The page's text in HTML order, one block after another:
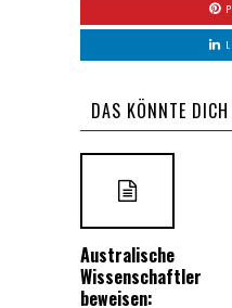
DAS KÖNNTE
Australische
Wissenschaftler
beweisen: